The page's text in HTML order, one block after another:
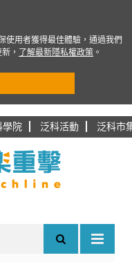
學院 泛科活動 泛科市
使用者獲得最佳體驗，通過我們
，
了解最新隱私權政策 。